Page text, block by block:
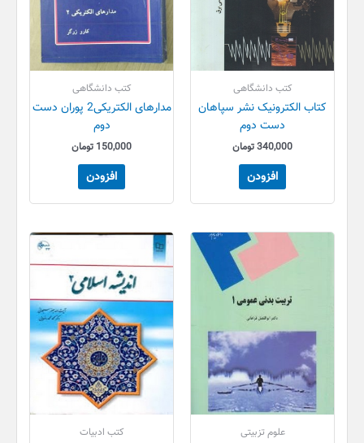
کتب دانشگاهی
کتاب الکترونیک نشر سپاهان
دست دوم
340,000تومان
افزودن
کتب دانشگاهی
مدارهای الکتریکی2 پوران دست
دوم
150,000 تومان
افزودن
علوم تزبیتی کتب ادبیات